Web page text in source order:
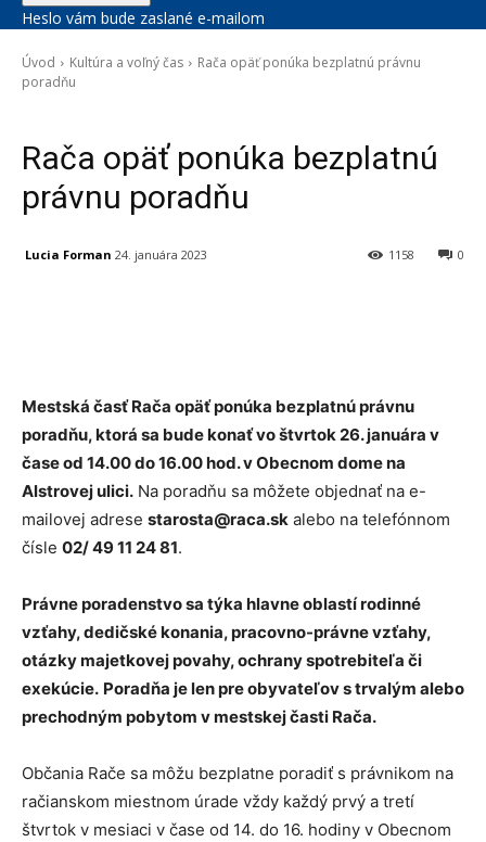
Heslo vám bude zaslané e-mailom
Úvod Kultúra a voľný čas
Rača opäť ponúka bezplatnú právnu
poradňu
Rača opäť ponúka bezplatnú
právnu poradňu
Lucia Forman 24. januára 2023 0
1158
Mestská časť Rača opäť ponúka bezplatnú právnu
poradňu, ktorá sa bude konať vo štvrtok 26. januára v
čase od 14.00 do 16.00 hod. v Obecnom dome na
Alstrovej ulici. Na poradňu sa môžete objednať na e-
mailovej adrese starosta@raca.sk alebo na telefónnom
čísle 02/ 49 11 24 81.
Právne poradenstvo sa týka hlavne oblastí rodinné
vzťahy, dedičské konania, pracovno-právne vzťahy,
otázky majetkovej povahy, ochrany spotrebiteľa či
exekúcie. Poradňa je len pre obyvateľov s trvalým alebo
prechodným pobytom v mestskej časti Rača.
Občania Rače sa môžu bezplatne poradiť s právnikom na
račianskom miestnom úrade vždy každý prvý a tretí
štvrtok v mesiaci v čase od 14. do 16. hodiny v Obecnom